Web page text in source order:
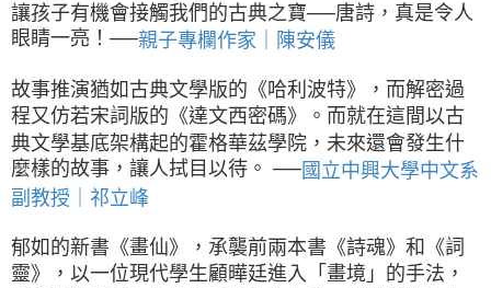
讓孩子有機會接觸我們的古典之寶──唐詩，真是令人
眼睛一亮！──親子專欄作家｜陳安儀
故事推演猶如古典文學版的《哈利波特》，而解密過
程又仿若宋詞版的《達文西密碼》。而就在這間以古
典文學基底架構起的霍格華茲學院，未來還會發生什
麼樣的故事，讓人拭目以待。 ──國立中興大學中文系
副教授｜祁立峰
郁如的新書《畫仙》，承襲前兩本書《詩魂》和《詞
靈》，以一位現代學生顧曄廷進入「畫境」的手法，